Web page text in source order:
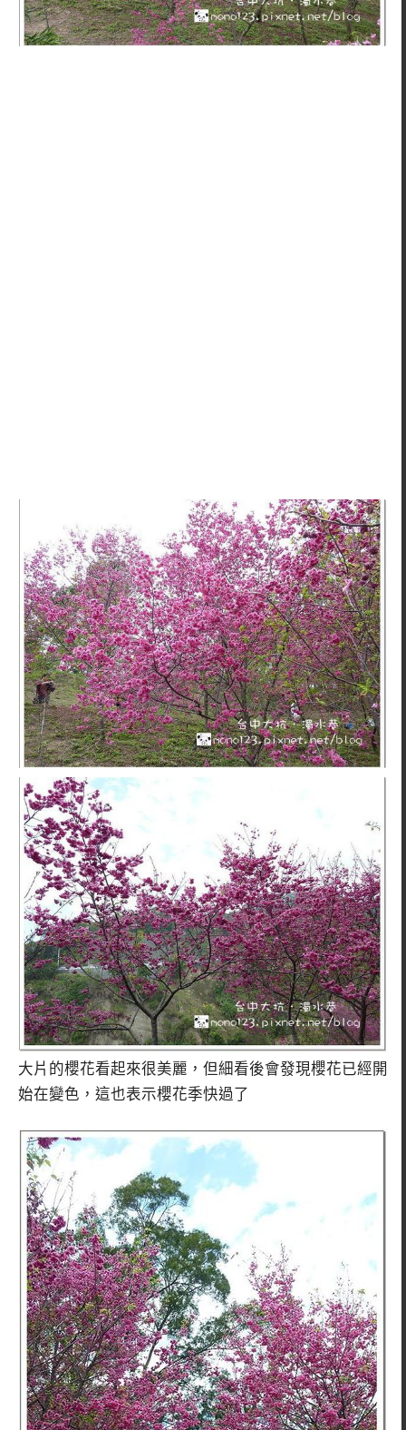
大片的櫻花看起來很美麗，但細看後會發現櫻花已經開
始在變色，這也表示櫻花季快過了